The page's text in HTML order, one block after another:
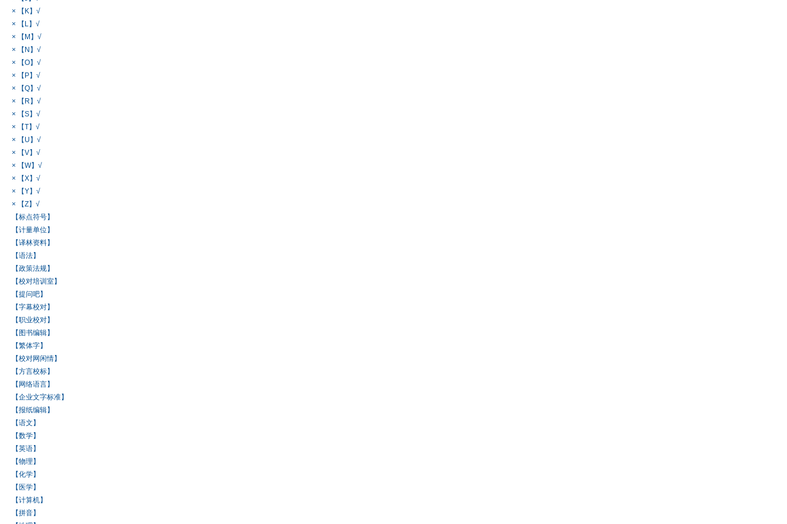
× 【K】√
× 【L】√
× 【M】√
× 【N】√
× 【O】√
× 【P】√
× 【Q】√
× 【R】√
× 【S】√
× 【T】√
× 【U】√
× 【V】√
× 【W】√
× 【X】√
× 【Y】√
× 【Z】√
【标点符号】
【计量单位】
【译林资料】
【语法】
【政策法规】
【校对培训室】
【提问吧】
【字幕校对】
【职业校对】
【图书编辑】
【繁体字】
【校对网闲情】
【方言校标】
【网络语言】
【企业文字标准】
【报纸编辑】
【语文】
【数学】
【英语】
【物理】
【化学】
【医学】
【计算机】
【拼音】